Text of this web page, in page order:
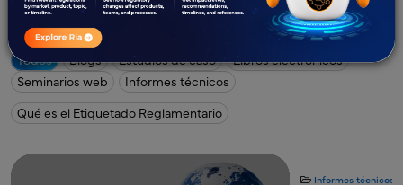
¿Novedades?
Todos Blogs Estudios de caso
Libros electrónicos
Seminarios web
Informes técnicos
Qué es el Etiquetado Reglamentario
Informes técnicos 7 de agosto